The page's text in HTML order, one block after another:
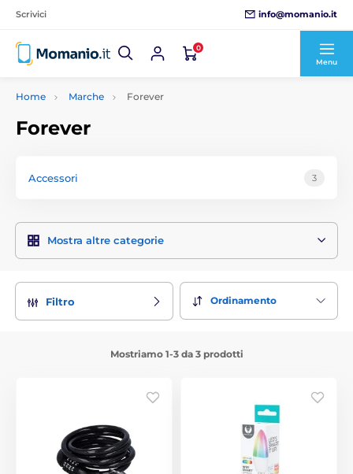
Scrivici info@momanio.it
0
Menu
Home Marche Forever
Forever
Accessori 3
Mostra altre categorie
Filtro Ordinamento
Mostriamo 1-3 da 3 prodotti